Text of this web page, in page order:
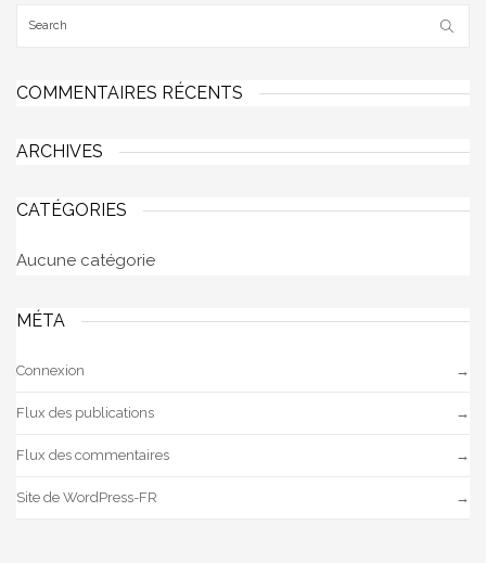
COMMENTAIRES RÉCENTS
ARCHIVES
CATÉGORIES
Aucune catégorie
MÉTA
Connexion
Flux des publications
Flux des commentaires
Site de WordPress-FR